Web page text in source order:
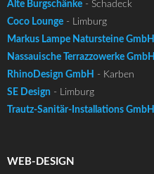
Alte Burgschänke - Schadeck
Coco Lounge - Limburg
Markus Lampe Natursteine GmbH
Nassauische Terrazzowerke GmbH
RhinoDesign GmbH - Karben
SE Design - Limburg
Trautz-Sanitär-Installations GmbH
WEB-DESIGN